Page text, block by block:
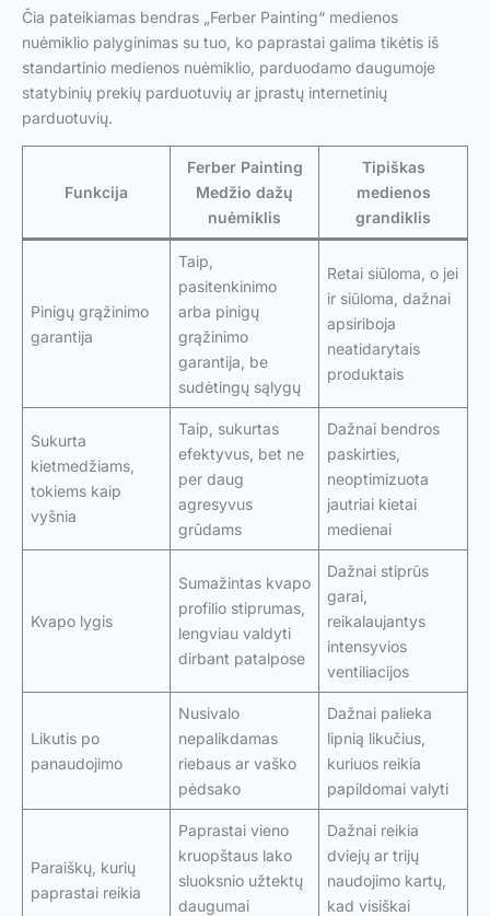
Čia pateikiamas bendras „Ferber Painting“ medienos
nuėmiklio palyginimas su tuo, ko paprastai galima tikėtis iš
standartinio medienos nuėmiklio, parduodamo daugumoje
statybinių prekių parduotuvių ar įprastų internetinių
parduotuvių.
Funkcija
Ferber Painting
Medžio dažų
nuėmiklis
Tipiškas
medienos
grandiklis
Pinigų grąžinimo
garantija
Taip,
pasitenkinimo
arba pinigų
grąžinimo
garantija, be
sudėtingų sąlygų
Retai siūloma, o jei
ir siūloma, dažnai
apsiriboja
neatidarytais
produktais
Sukurta
kietmedžiams,
tokiems kaip
vyšnia
Taip, sukurtas
efektyvus, bet ne
per daug
agresyvus
grūdams
Dažnai bendros
paskirties,
neoptimizuota
jautriai kietai
medienai
Kvapo lygis
Sumažintas kvapo
profilio stiprumas,
lengviau valdyti
dirbant patalpose
Dažnai stiprūs
garai,
reikalaujantys
intensyvios
ventiliacijos
Likutis po
panaudojimo
Nusivalo
nepalikdamas
riebaus ar vaško
pėdsako
Dažnai palieka
lipnią likučius,
kuriuos reikia
papildomai valyti
Paraiškų, kurių
paprastai reikia
Paprastai vieno
kruopštaus lako
sluoksnio užtektų
daugumai
Dažnai reikia
dviejų ar trijų
naudojimo kartų,
kad visiškai